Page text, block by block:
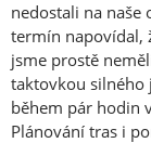
nedostali na naše
termín napovídal,
jsme prostě
taktovkou silného
během pár hodin
Plánování tras i